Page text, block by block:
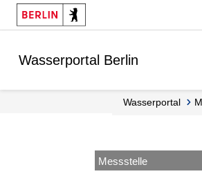
Springe zur Navigation
Springe zum Inhalt
Wasserportal Berlin
Wasserportal
Messstelle